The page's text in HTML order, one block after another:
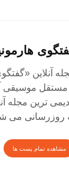
مستقل موسیقی
ترین
روزرسانی می
مشاهده تمام پست ها